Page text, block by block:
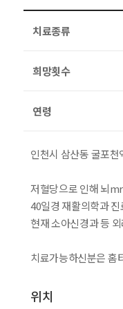
치료종류
희망횟수
연령
인천시 삼산동 굴포
저혈당으로 인해 뇌
40일경 재활의학과
현재 소아신경과 등
치료가능하신분은 홈
위치